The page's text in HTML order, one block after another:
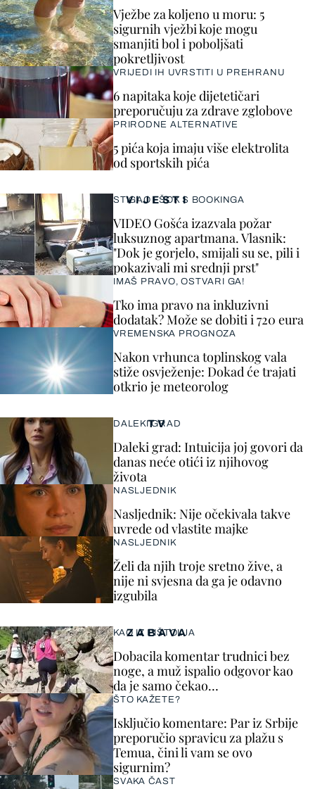
VIJESTI
STIGAO I ŠOK S BOOKINGA
VIDEO Gošća izazvala požar
luksuznog apartmana. Vlasnik:
"Dok je gorjelo, smijali su se, pili i
pokazivali mi srednji prst"
IMAŠ PRAVO, OSTVARI GA!
Tko ima pravo na inkluzivni
dodatak? Može se dobiti i 720 eura
VREMENSKA PROGNOZA
Nakon vrhunca toplinskog vala
stiže osvježenje: Dokad će trajati
otkrio je meteorolog
Vježbe za koljeno u moru: 5
sigurnih vježbi koje mogu
smanjiti bol i poboljšati
pokretljivost
VRIJEDI IH UVRSTITI U PREHRANU
6 napitaka koje dijetetičari
preporučuju za zdrave zglobove
PRIRODNE ALTERNATIVE
5 pića koja imaju više elektrolita
od sportskih pića
ZABAVA
KAO IZ PIŠTOLJA
Dobacila komentar trudnici bez
noge, a muž ispalio odgovor kao
da je samo čekao…
ŠTO KAŽETE?
Isključio komentare: Par iz Srbije
preporučio spravicu za plažu s
Temua, čini li vam se ovo
sigurnim?
SVAKA ČAST
TV
DALEKI GRAD
Daleki grad: Intuicija joj govori da
danas neće otići iz njihovog
života
NASLJEDNIK
Nasljednik: Nije očekivala takve
uvrede od vlastite majke
NASLJEDNIK
Želi da njih troje sretno žive, a
nije ni svjesna da ga je odavno
izgubila